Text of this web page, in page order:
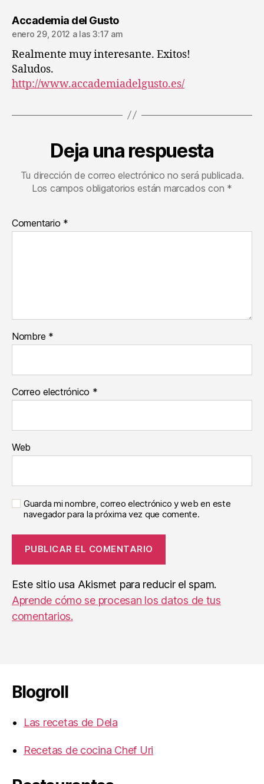
Accademia del Gustodice:
enero 29, 2012 a las 3:17 am
Realmente muy interesante. Exitos!
Saludos.
http://www.accademiadelgusto.es/
Deja una respuesta
Tu dirección de correo electrónico no será publicada.
Los campos obligatorios están marcados con *
Comentario *
Nombre *
Correo electrónico *
Web
Guarda mi nombre, correo electrónico y web en este
navegador para la próxima vez que comente.
Este sitio usa Akismet para reducir el spam.
Aprende cómo se procesan los datos de tus
comentarios.
Blogroll
Las recetas de Dela
Recetas de cocina Chef Uri